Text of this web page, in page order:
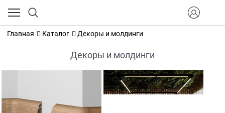
Главная Каталог Декоры и молдинги
Декоры и молдинги